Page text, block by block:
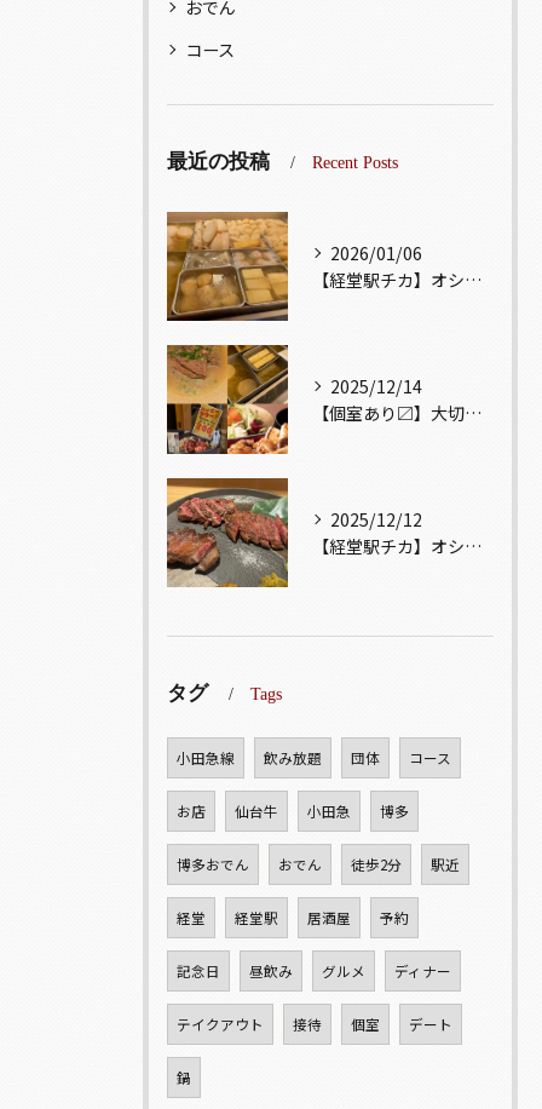
おでん
コース
最近の投稿 Recent Posts
2026/01/06
【経堂駅チカ】オシャレ居酒屋🏮出汁が美味しいおでんがオススメ...
2025/12/14
【個室あり〼】大切な記念日、お祝い事でのご来店ぜひお待ちして...
2025/12/12
【経堂駅チカ】オシャレ居酒屋🏮自慢のお肉が楽しめる🐃お得なコ...
タグ Tags
小田急線 飲み放題 団体 コース
お店 仙台牛 小田急 博多
博多おでん おでん 徒歩2分 駅近
経堂 経堂駅 居酒屋 予約
記念日 昼飲み グルメ ディナー
テイクアウト 接待 個室 デート
鍋